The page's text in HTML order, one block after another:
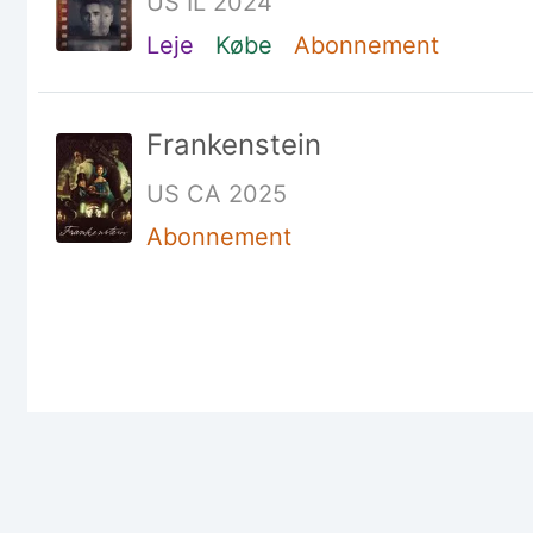
Leje
Købe Abonnement
Frankenstein
US CA 2025
Abonnement